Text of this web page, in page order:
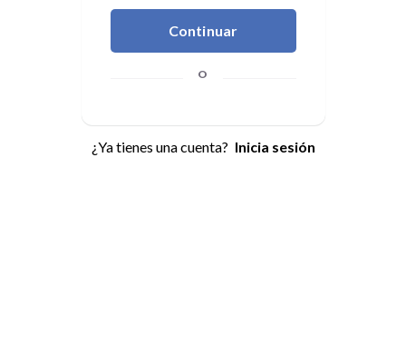
Continuar
O
¿Ya tienes una cuenta? Inicia sesión